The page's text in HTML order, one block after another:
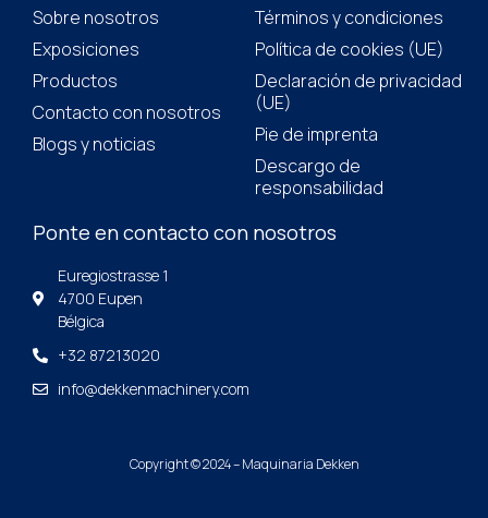
Sobre nosotros
Exposiciones
Productos
Contacto con nosotros
Blogs y noticias
Términos y condiciones
Política de cookies (UE)
Declaración de privacidad
(UE)
Pie de imprenta
Descargo de
responsabilidad
Ponte en contacto con nosotros
Euregiostrasse 1
4700 Eupen
Bélgica
+32 87213020
info@dekkenmachinery.com
Copyright © 2024 – Maquinaria Dekken